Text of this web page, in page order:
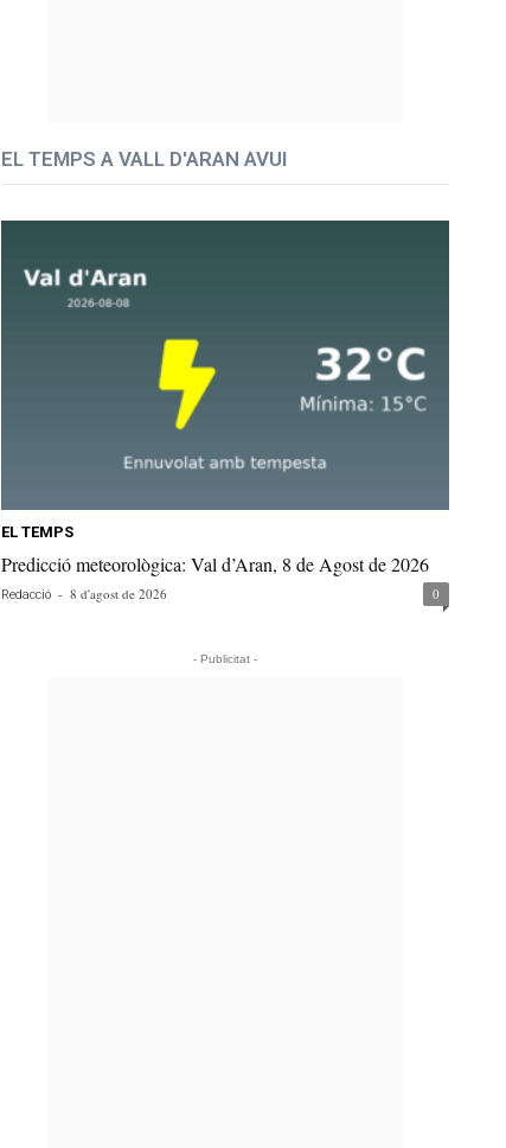
EL TEMPS A VALL D'ARAN AVUI
EL TEMPS
Predicció meteorològica: Val d’Aran, 8 de Agost de 2026
Redacció - 8 d'agost de 2026 0
- Publicitat -